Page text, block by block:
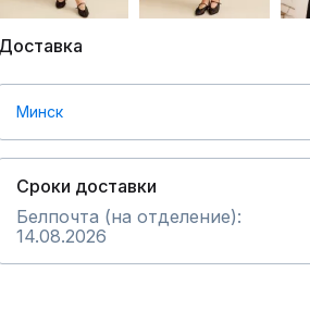
Доставка
Минск
Сроки доставки
Белпочта (на отделение):
14.08.2026